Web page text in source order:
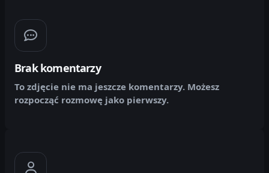
Brak komentarzy
To zdjęcie nie ma jeszcze komentarzy. Możesz
rozpocząć rozmowę jako pierwszy.